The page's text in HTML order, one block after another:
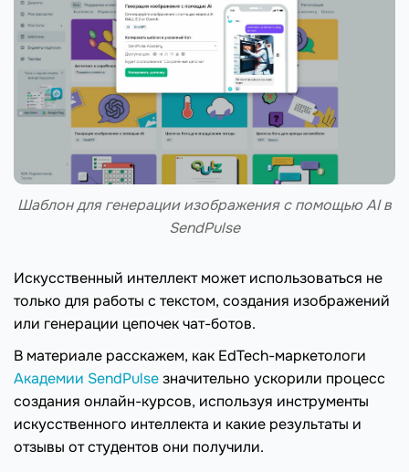
Шаблон для генерации изображения с помощью AI в
SendPulse
Искусственный интеллект может использоваться не
только для работы с текстом, создания изображений
или генерации цепочек чат-ботов.
В материале расскажем, как EdTech-маркетологи
Академии SendPulseзначительно ускорили процесс
создания онлайн-курсов, используя инструменты
искусственного интеллекта и какие результаты и
отзывы от студентов они получили.